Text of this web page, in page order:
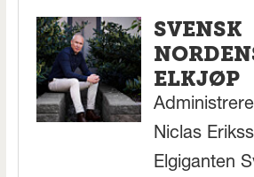
SVENSK
ELKJØP
Niclas
Elgiganten